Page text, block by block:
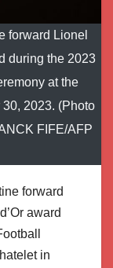
forward Lionel
during the 2023
at the
2023. (Photo
FIFE/AFP
forward
award
in